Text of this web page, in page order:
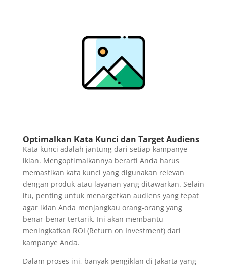
Optimalkan Kata Kunci dan Target Audiens
Kata kunci adalah jantung dari setiap kampanye
iklan. Mengoptimalkannya berarti Anda harus
memastikan kata kunci yang digunakan relevan
dengan produk atau layanan yang ditawarkan. Selain
itu, penting untuk menargetkan audiens yang tepat
agar iklan Anda menjangkau orang-orang yang
benar-benar tertarik. Ini akan membantu
meningkatkan ROI (Return on Investment) dari
kampanye Anda.
Dalam proses ini, banyak pengiklan di Jakarta yang